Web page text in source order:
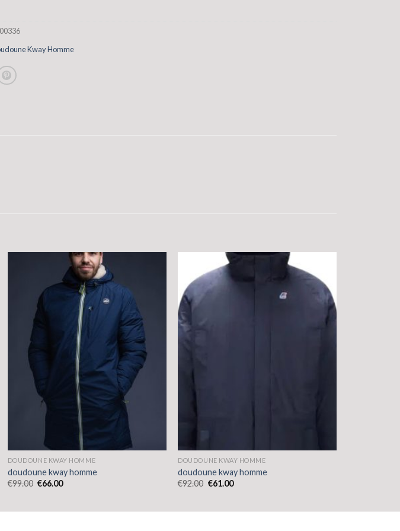
Kway Homme
DOUDOUNE KWAY HOMME
doudoune kway homme
€99.00 €66.00
DOUDOUNE KWAY HOMME
doudoune kway homme
€92.00 €61.00